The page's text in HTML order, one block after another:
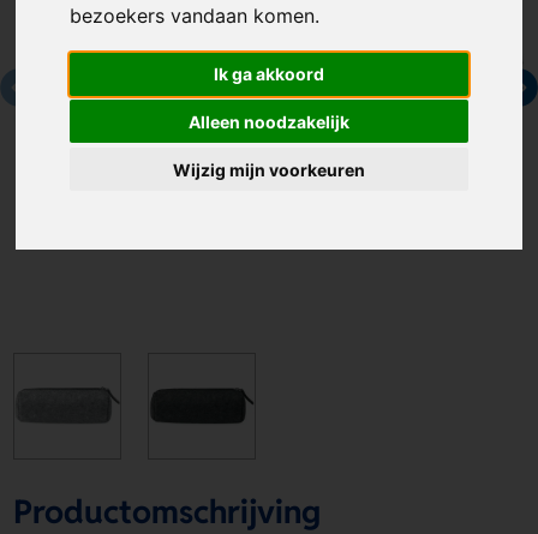
bezoekers vandaan komen.
Ik ga akkoord
Alleen noodzakelijk
Wijzig mijn voorkeuren
Productomschrijving